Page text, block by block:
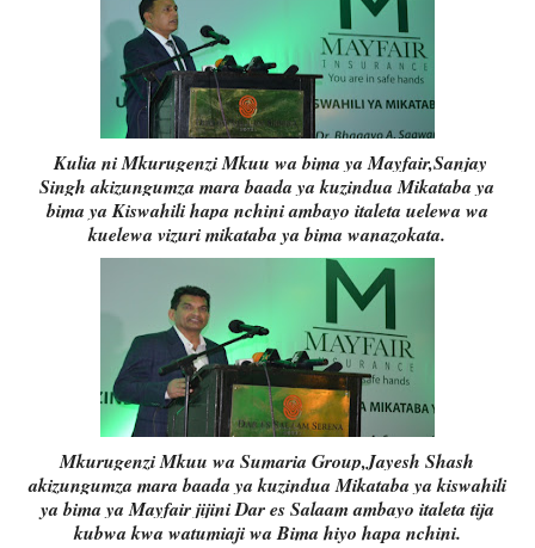
Kulia ni Mkurugenzi Mkuu wa bima ya Mayfair,Sanjay
Singh akizungumza mara baada ya kuzindua Mikataba ya
bima ya Kiswahili hapa nchini ambayo italeta uelewa wa
kuelewa vizuri mikataba ya bima wanazokata.
Mkurugenzi Mkuu wa Sumaria Group,Jayesh Shash
akizungumza mara baada ya kuzindua Mikataba ya kiswahili
ya bima ya Mayfair jijini Dar es Salaam ambayo italeta tija
kubwa kwa watumiaji wa Bima hiyo hapa nchini.